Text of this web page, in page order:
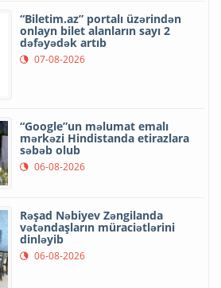
“Biletim.az” portalı üzərindən
onlayn bilet alanların sayı 2
dəfəyədək artıb
07-08-2026
“Google”un məlumat emalı
mərkəzi Hindistanda etirazlara
səbəb olub
06-08-2026
Rəşad Nəbiyev Zəngilanda
vətəndaşların müraciətlərini
dinləyib
06-08-2026